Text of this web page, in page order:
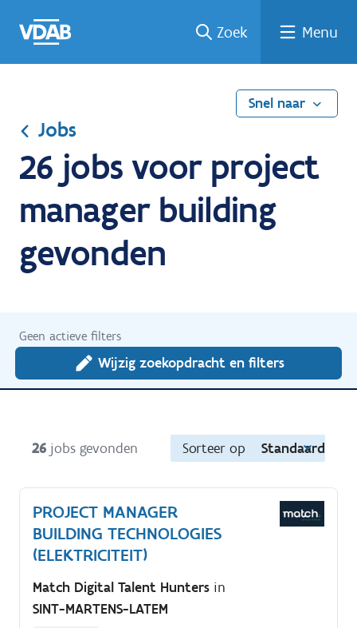
naar
een
een
job
naar
Zoek Menu
Snel naar
Jobs
26 jobs voor project
manager building
gevonden
Geen actieve filters
Wijzig zoekopdracht en filters
26 jobs gevonden Sorteer op Standaard
PROJECT MANAGER
BUILDING TECHNOLOGIES
(ELEKTRICITEIT)
Match Digital Talent Hunters in
SINT-MARTENS-LATEM